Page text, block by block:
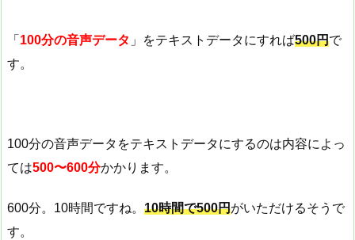
「 100分の音声データ 」をテキストデータにすれば500円で
す。
100分の音声データをテキストデータにするのは内容によっ
ては500〜600分かかります。
600分。10時間ですね。 10時間で500円がいただけるそうで
す。